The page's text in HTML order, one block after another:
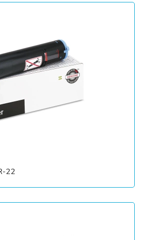
22